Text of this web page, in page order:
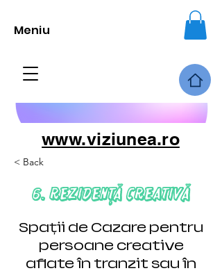
Meniu
www.viziunea.ro
< Back
6. Rezidență Creativă
Spații de Cazare pentru
persoane creative
aflate în tranzit sau în